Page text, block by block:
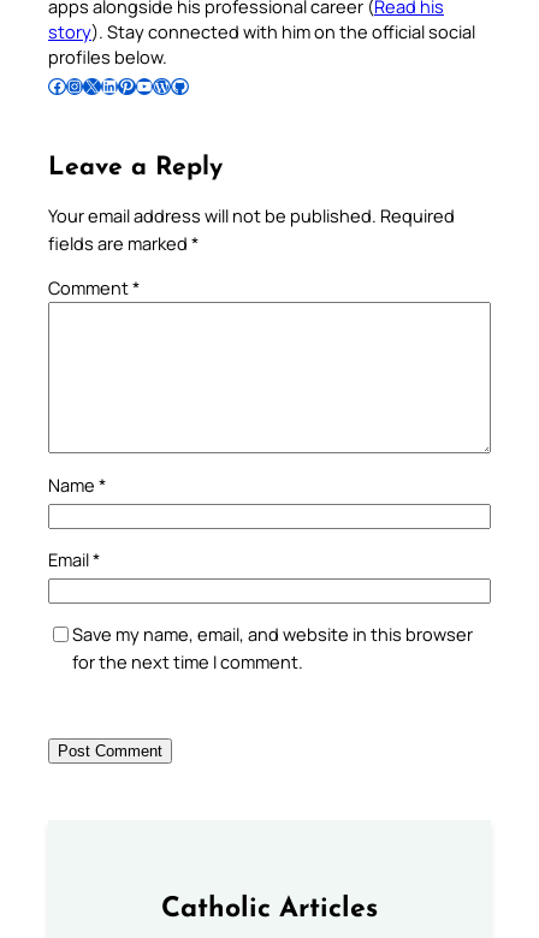
apps alongside his professional career (Read his
story). Stay connected with him on the official social
profiles below.
Follow Pradeep on Facebook Follow Pradeep on InstagramFollow Pradeep on X Follow Pradeep on LinkedIn Follow Pradeep on Pinterest Subscribe to Pradeep’s Youtube Channel Follow Pradeep on WordPress Follow Pradeep on GitHub
Leave a Reply
Your email address will not be published. Required
fields are marked *
Comment*
Name *
Email*
Save my name, email, and website in this browser
for the next time I comment.
Catholic Articles